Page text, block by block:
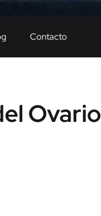
Contacto
Ovario